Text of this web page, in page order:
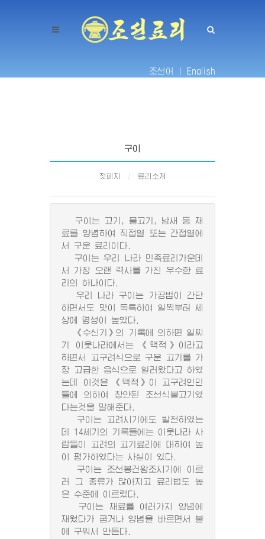
조선어 | English
구이
첫페지 료리소개
구이는 고기, 물고기, 남새 등 재
료를 양념하여 직접열 또는 간접열에
서 구운 료리이다.
구이는 우리 나라 민족료리가운데
서 가장 오랜 력사를 가진 우수한 료
리의 하나이다.
우리 나라 구이는 가공법이 간단
하면서도 맛이 독특하여 일찍부터 세
상에 명성이 높았다.
《수신기》의 기록에 의하면 일찌
기 이웃나라에서는 《맥적》이라고
하면서 고구려식으로 구운 고기를 가
장 고급한 음식으로 일러왔다고 하였
는데 이것은 《맥적》이 고구려인민
들에 의하여 창안된 조선식불고기였
다는것을 말해준다.
구이는 고려시기에도 발전하였는
데 14세기의 기록들에는 이웃나라 사
람들이 고려의 고기료리에 대하여 높
이 평가하였다는 사실이 있다.
구이는 조선봉건왕조시기에 이르
러 그 종류가 많아지고 료리법도 높
은 수준에 이르렀다.
구이는 재료를 여러가지 양념에
재웠다가 굽거나 양념을 바르면서 불
에 구워서 만든다.